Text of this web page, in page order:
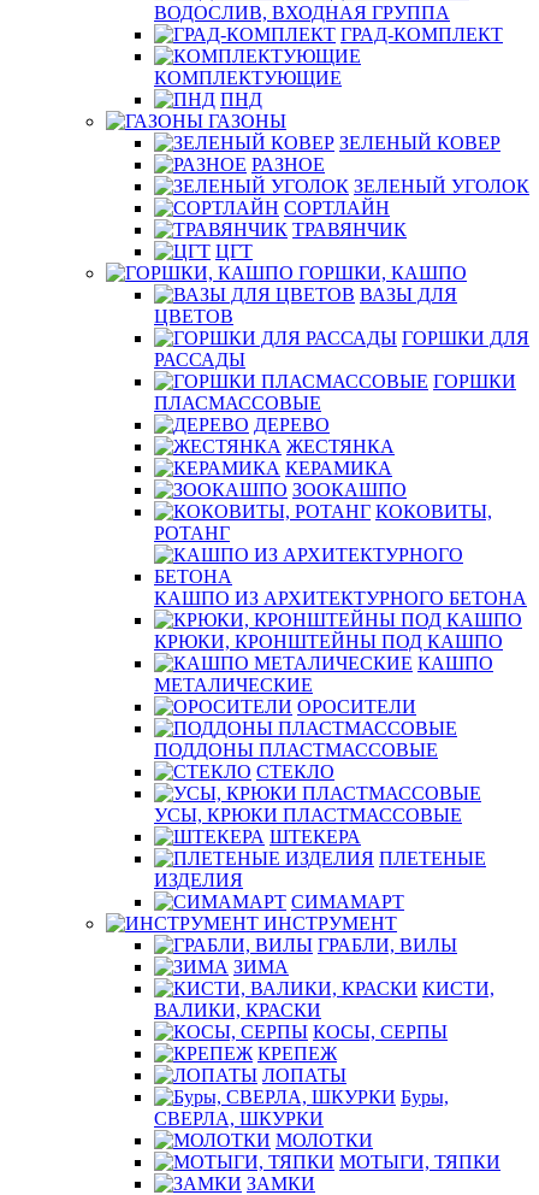
ВОДОСЛИВ, ВХОДНАЯ ГРУППА
ГРАД-КОМПЛЕКТ
КОМПЛЕКТУЮЩИЕ
ПНД
ГАЗОНЫ
ЗЕЛЕНЫЙ КОВЕР
РАЗНОЕ
ЗЕЛЕНЫЙ УГОЛОК
СОРТЛАЙН
ТРАВЯНЧИК
ЦГТ
ГОРШКИ, КАШПО
ВАЗЫ ДЛЯ
ЦВЕТОВ
ГОРШКИ ДЛЯ
РАССАДЫ
ГОРШКИ
ПЛАСМАССОВЫЕ
ДЕРЕВО
ЖЕСТЯНКА
КЕРАМИКА
ЗООКАШПО
КОКОВИТЫ,
РОТАНГ
КАШПО ИЗ АРХИТЕКТУРНОГО БЕТОНА
КРЮКИ, КРОНШТЕЙНЫ ПОД КАШПО
КАШПО
МЕТАЛИЧЕСКИЕ
ОРОСИТЕЛИ
ПОДДОНЫ ПЛАСТМАССОВЫЕ
СТЕКЛО
УСЫ, КРЮКИ ПЛАСТМАССОВЫЕ
ШТЕКЕРА
ПЛЕТЕНЫЕ
ИЗДЕЛИЯ
СИМАМАРТ
ИНСТРУМЕНТ
ГРАБЛИ, ВИЛЫ
ЗИМА
КИСТИ,
ВАЛИКИ, КРАСКИ
КОСЫ, СЕРПЫ
КРЕПЕЖ
ЛОПАТЫ
Буры,
СВЕРЛА, ШКУРКИ
МОЛОТКИ
МОТЫГИ, ТЯПКИ
ЗАМКИ